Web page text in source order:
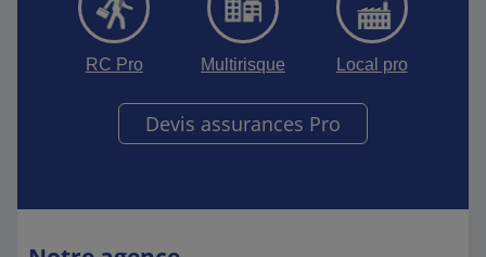
RC Pro Multirisque Local pro
Devis assurances Pro